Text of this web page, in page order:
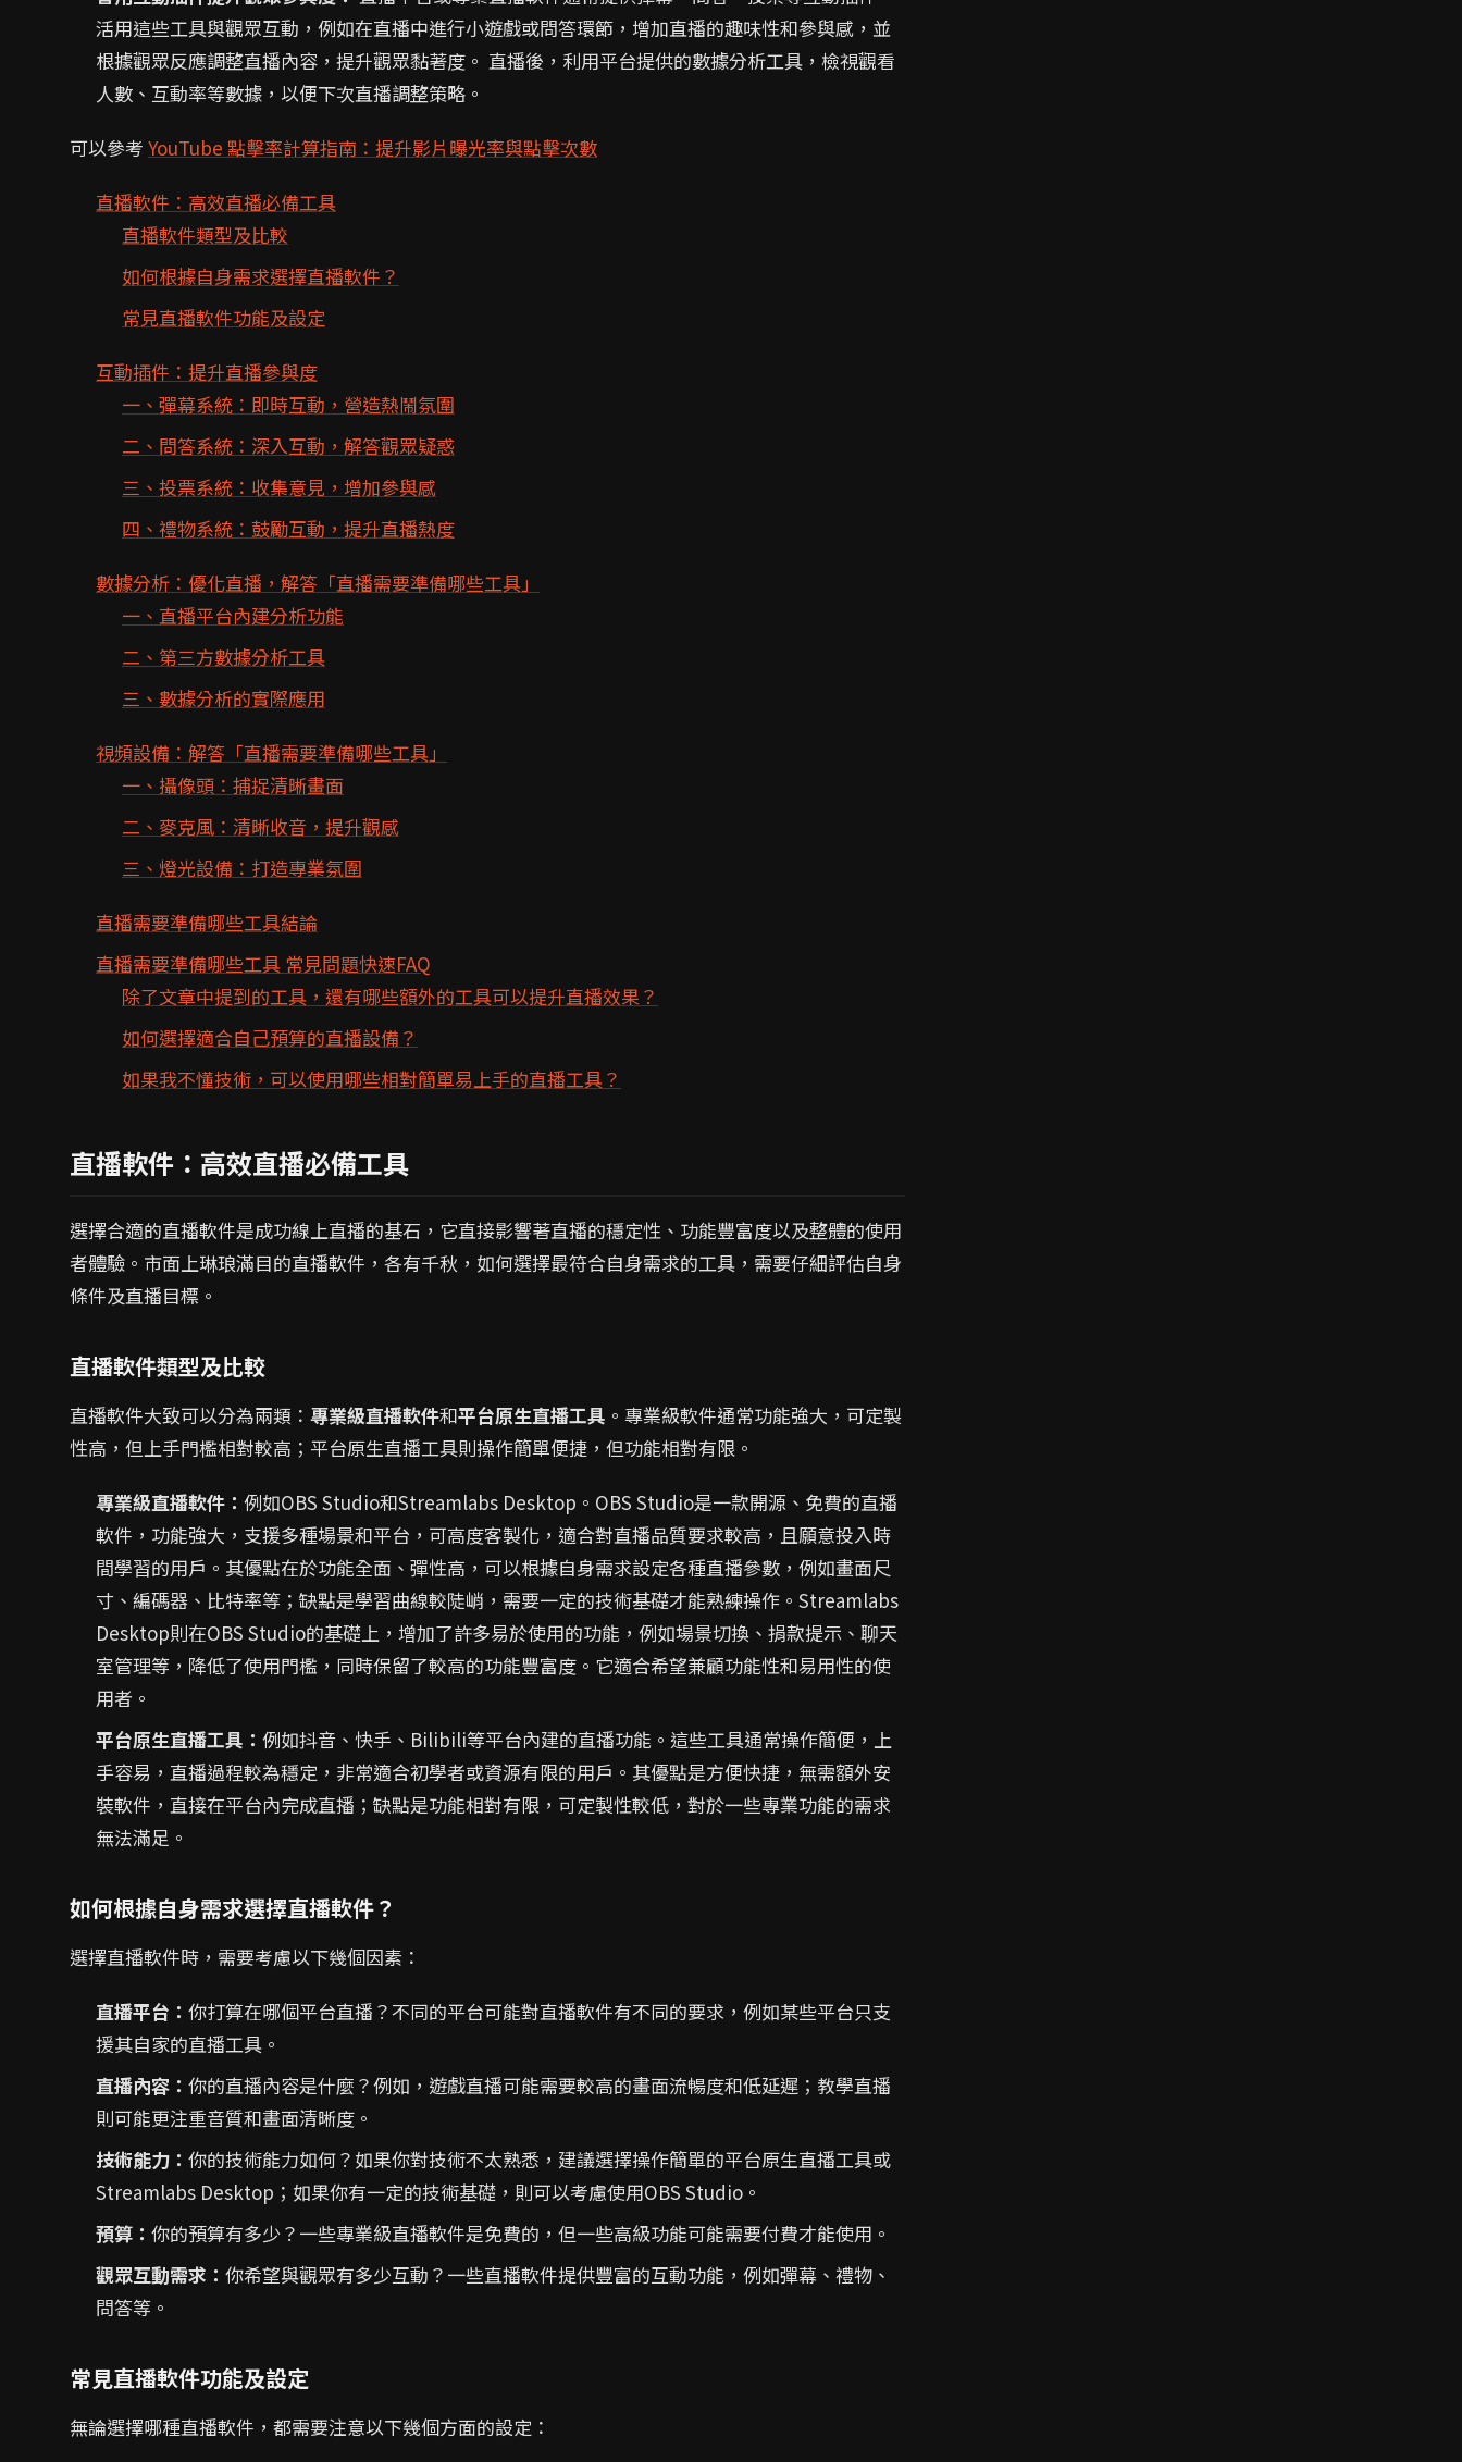
活用這些工具與觀眾互動，例如在直播中進行小遊戲或問答環節，增加直播的趣味性和參與感，並
根據觀眾反應調整直播內容，提升觀眾黏著度。 直播後，利用平台提供的數據分析工具，檢視觀看
人數、互動率等數據，以便下次直播調整策略。
可以參考 YouTube 點擊率計算指南：提升影片曝光率與點擊次數
直播軟件：高效直播必備工具
直播軟件類型及比較
如何根據自身需求選擇直播軟件？
常見直播軟件功能及設定
互動插件：提升直播參與度
一、彈幕系統：即時互動，營造熱鬧氛圍
二、問答系統：深入互動，解答觀眾疑惑
三、投票系統：收集意見，增加參與感
四、禮物系統：鼓勵互動，提升直播熱度
數據分析：優化直播，解答「直播需要準備哪些工具」
一、直播平台內建分析功能
二、第三方數據分析工具
三、數據分析的實際應用
視頻設備：解答「直播需要準備哪些工具」
一、攝像頭：捕捉清晰畫面
二、麥克風：清晰收音，提升觀感
三、燈光設備：打造專業氛圍
直播需要準備哪些工具結論
直播需要準備哪些工具 常見問題快速FAQ
除了文章中提到的工具，還有哪些額外的工具可以提升直播效果？
如何選擇適合自己預算的直播設備？
如果我不懂技術，可以使用哪些相對簡單易上手的直播工具？
直播軟件：高效直播必備工具
選擇合適的直播軟件是成功線上直播的基石，它直接影響著直播的穩定性、功能豐富度以及整體的使用
者體驗。市面上琳琅滿目的直播軟件，各有千秋，如何選擇最符合自身需求的工具，需要仔細評估自身
條件及直播目標。
直播軟件類型及比較
直播軟件大致可以分為兩類： 專業級直播軟件和平台原生直播工具 。專業級軟件通常功能強大，可定製
性高，但上手門檻相對較高；平台原生直播工具則操作簡單便捷，但功能相對有限。
專業級直播軟件： 例如OBS Studio和Streamlabs Desktop。OBS Studio是一款開源、免費的直播
軟件，功能強大，支援多種場景和平台，可高度客製化，適合對直播品質要求較高，且願意投入時
間學習的用戶。其優點在於功能全面、彈性高，可以根據自身需求設定各種直播參數，例如畫面尺
寸、編碼器、比特率等；缺點是學習曲線較陡峭，需要一定的技術基礎才能熟練操作。Streamlabs
Desktop則在OBS Studio的基礎上，增加了許多易於使用的功能，例如場景切換、捐款提示、聊天
室管理等，降低了使用門檻，同時保留了較高的功能豐富度。它適合希望兼顧功能性和易用性的使
用者。
平台原生直播工具： 例如抖音、快手、Bilibili等平台內建的直播功能。這些工具通常操作簡便，上
手容易，直播過程較為穩定，非常適合初學者或資源有限的用戶。其優點是方便快捷，無需額外安
裝軟件，直接在平台內完成直播；缺點是功能相對有限，可定製性較低，對於一些專業功能的需求
無法滿足。
如何根據自身需求選擇直播軟件？
選擇直播軟件時，需要考慮以下幾個因素：
直播平台： 你打算在哪個平台直播？不同的平台可能對直播軟件有不同的要求，例如某些平台只支
援其自家的直播工具。
直播內容： 你的直播內容是什麼？例如，遊戲直播可能需要較高的畫面流暢度和低延遲；教學直播
則可能更注重音質和畫面清晰度。
技術能力： 你的技術能力如何？如果你對技術不太熟悉，建議選擇操作簡單的平台原生直播工具或
Streamlabs Desktop；如果你有一定的技術基礎，則可以考慮使用OBS Studio。
預算： 你的預算有多少？一些專業級直播軟件是免費的，但一些高級功能可能需要付費才能使用。
觀眾互動需求： 你希望與觀眾有多少互動？一些直播軟件提供豐富的互動功能，例如彈幕、禮物、
問答等。
常見直播軟件功能及設定
無論選擇哪種直播軟件，都需要注意以下幾個方面的設定：